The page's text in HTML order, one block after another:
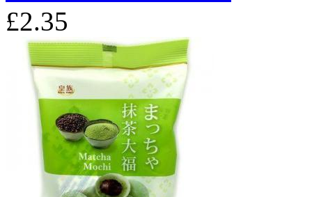
£2.35